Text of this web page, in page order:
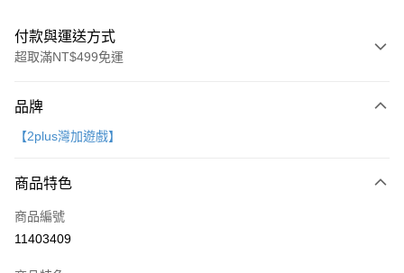
付款與運送方式
超取滿NT$499免運
信用卡一次付款
Apple Pay
大哥付你分期
相關說明
品牌
【2plus灣加遊戲】
商品特色
商品編號
11403409